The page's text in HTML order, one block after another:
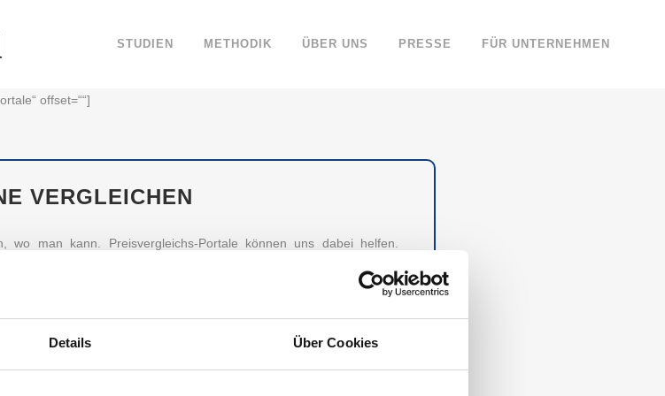
Details Über Cookies
STUDIEN METHODIK ÜBER UNS PRESSE FÜR UNTERNEHMEN
offset=““]
VERGLEICHEN
wo man kann. Preisvergleichs-Portale können uns dabei helfen.
die Deutschen? Wir haben das Markenvertrauen in 5 Portale für Sie
PORTALEN